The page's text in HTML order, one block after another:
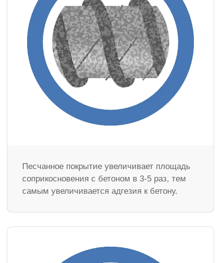
Песчанное покрытие увеличивает площадь
соприкосновения с бетоном в 3-5 раз, тем
самым увеличивается адгезия к бетону.